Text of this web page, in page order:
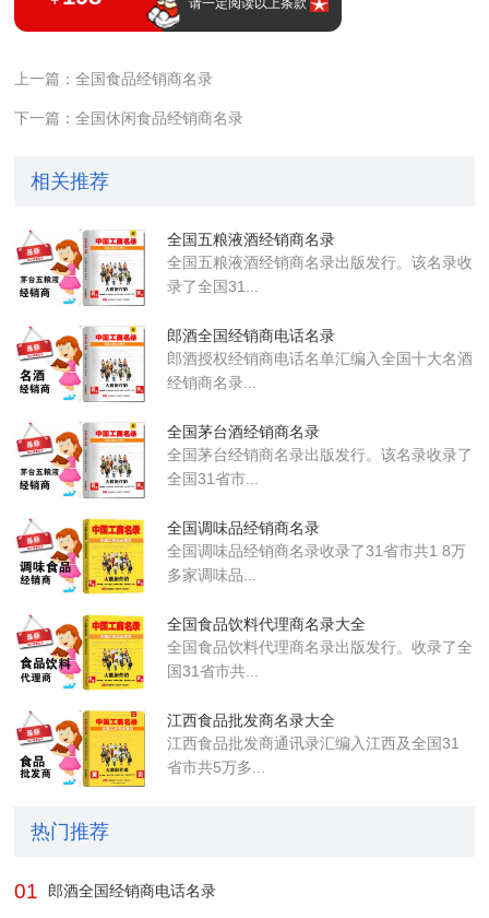
请一定阅读以上条款
上一篇：全国食品经销商名录
下一篇：全国休闲食品经销商名录
相关推荐
全国五粮液酒经销商名录
全国五粮液酒经销商名录出版发行。该名录收
录了全国31...
郎酒全国经销商电话名录
郎酒授权经销商电话名单汇编入全国十大名酒
经销商名录...
全国茅台酒经销商名录
全国茅台经销商名录出版发行。该名录收录了
全国31省市...
全国调味品经销商名录
全国调味品经销商名录收录了31省市共1 8万
多家调味品...
全国食品饮料代理商名录大全
全国食品饮料代理商名录出版发行。收录了全
国31省市共...
江西食品批发商名录大全
江西食品批发商通讯录汇编入江西及全国31
省市共5万多...
热门推荐
01 郎酒全国经销商电话名录